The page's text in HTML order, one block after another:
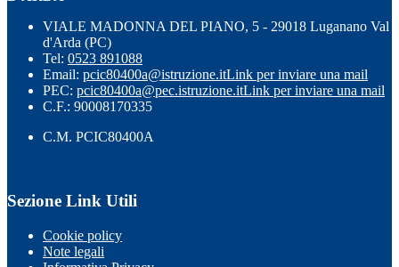
VIALE MADONNA DEL PIANO, 5 - 29018 Luganano Val
d'Arda (PC)
Tel: 0523 891088
Email: pcic80400a@istruzione.itLink per inviare una mail
PEC: pcic80400a@pec.istruzione.itLink per inviare una mail
C.F.: 90008170335
C.M. PCIC80400A
Sezione Link Utili
Cookie policy
Note legali